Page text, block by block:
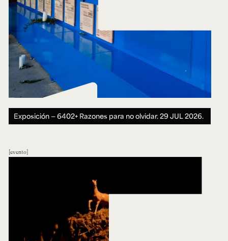
Exposición — 6402+ Razones para no olvidar.29 JUL 2026.
evento